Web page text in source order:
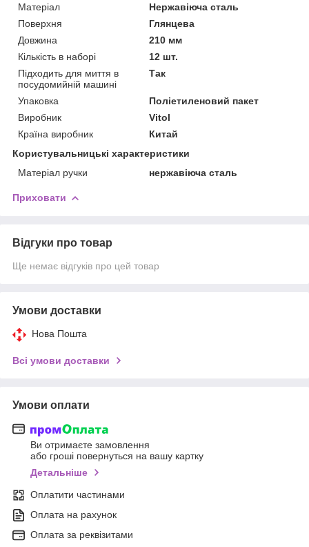
Матеріал
Нержавіюча сталь
Поверхня
Глянцева
Довжина
210 мм
Кількість в наборі
12 шт.
Підходить для миття в
посудомийній машині
Так
Упаковка
Поліетиленовий пакет
Виробник
Vitol
Країна виробник
Китай
Користувальницькі характеристики
Матеріал ручки
нержавіюча сталь
Приховати
Відгуки про товар
Ще немає відгуків про цей товар
Умови доставки
Нова Пошта
Всі умови доставки
Умови оплати
Ви отримаєте замовлення
або гроші повернуться на вашу картку
Детальніше
Оплатити частинами
Оплата на рахунок
Оплата за реквізитами